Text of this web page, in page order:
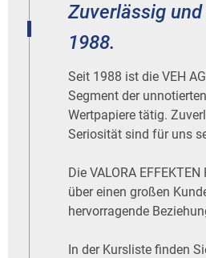
Zuverlässig
1988.
Seit 1988 ist die VEH
Segment der
Wertpapiere tätig.
Seriosität sind für uns
Die VALORA
über einen großen
hervorragende
In der Kursliste finden